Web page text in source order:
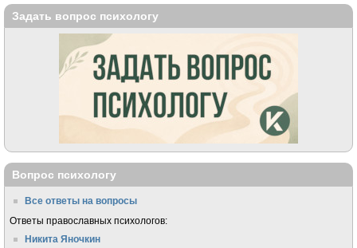
Задать вопрос психологу
Вопрос психологу
Все ответы на вопросы
Ответы православных психологов:
Никита Яночкин